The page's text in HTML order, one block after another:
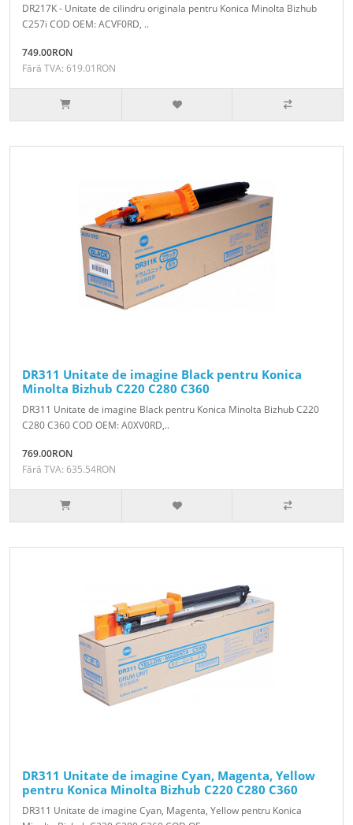
DR217K - Unitate de cilindru originala pentru Konica Minolta Bizhub
C257i COD OEM: ACVF0RD, ..
749.00RON
Fără TVA: 619.01RON
DR311 Unitate de imagine Black pentru Konica
Minolta Bizhub C220 C280 C360
DR311 Unitate de imagine Black pentru Konica Minolta Bizhub C220
C280 C360 COD OEM: A0XV0RD,..
769.00RON
Fără TVA: 635.54RON
DR311 Unitate de imagine Cyan, Magenta, Yellow
pentru Konica Minolta Bizhub C220 C280 C360
DR311 Unitate de imagine Cyan, Magenta, Yellow pentru Konica